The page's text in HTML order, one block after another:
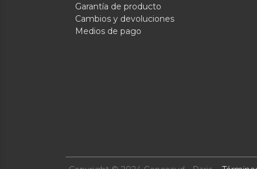
Garantía de producto
Cambios y devoluciones
Medios de pago